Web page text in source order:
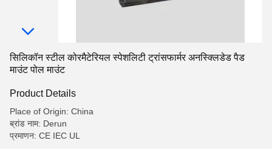
सिलिकॉन स्टील कोरमैटेरियल स्पेशलिटी ट्रांसफार्मर अनस्क्लिडेड पैड
माउंट पोल माउंट
Product Details
Place of Origin: China
ब्रांड नाम: Derun
प्रमाणन: CE IEC UL